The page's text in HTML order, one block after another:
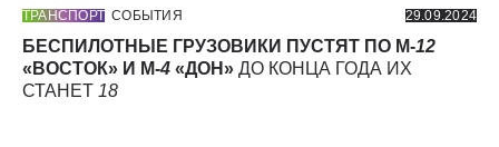
ТРАНСПОРТ СОБЫТИЯ 29.09.2024
БЕСПИЛОТНЫЕ ГРУЗОВИКИ ПУСТЯТ ПО М-12
«ВОСТОК» И М-4 «ДОН» ДО КОНЦА ГОДА ИХ
СТАНЕТ 18